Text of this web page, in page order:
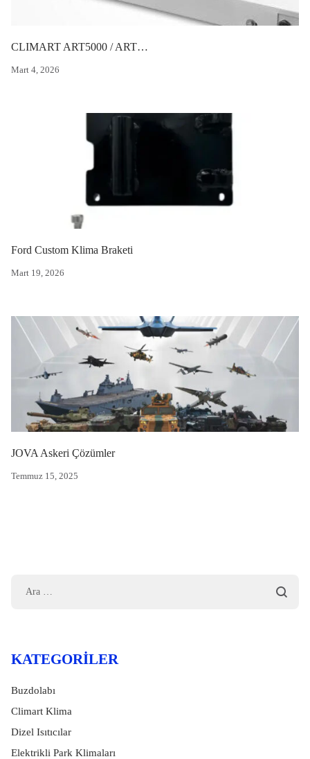
Mart 4, 2026
CLIMART ART5000 / ART5500
Mart 19, 2026
Ford Custom Klima Braketi
Temmuz 15, 2025
JOVA Askeri Çözümler
KATEGORILER
Buzdolabı
Climart Klima
Dizel Isıtıcılar
Elektrikli Park Klimaları